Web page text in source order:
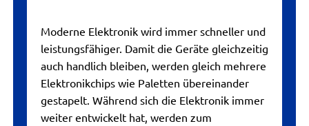
Moderne Elektronik wird immer schneller und
leistungsfähiger. Damit die Geräte gleichzeitig
auch handlich bleiben, werden gleich mehrere
Elektronikchips wie Paletten übereinander
gestapelt. Während sich die Elektronik immer
weiter entwickelt hat, werden zum